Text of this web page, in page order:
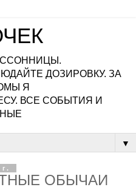
ДОЗИРОВКУ. ЗА
Я
ВСЕ СОБЫТИЯ И
▼
ОБЫЧАИ